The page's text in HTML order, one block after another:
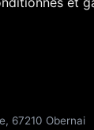
67210 Obernai